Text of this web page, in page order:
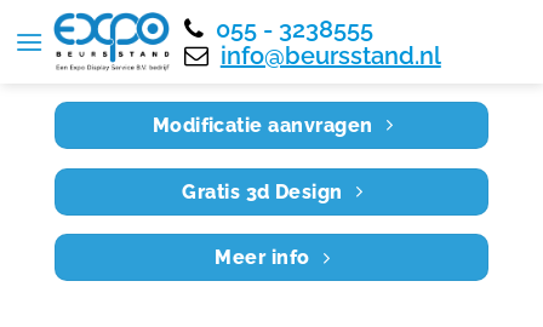
055 - 3238555
info@beursstand.nl
Home RE8X8 010
Modificatie aanvragen
Gratis 3d Design
Meer info